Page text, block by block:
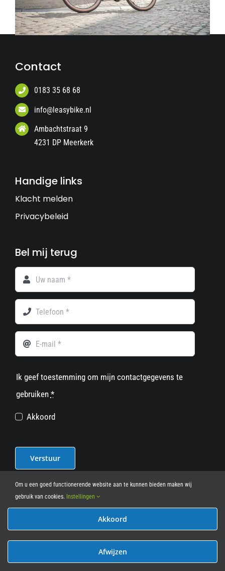
Contact
0183 35 68 68
info@leasybike.nl
Ambachtstraat 9
4231 DP Meerkerk
Handige links
Klacht melden
Privacybeleid
Bel mij terug
Ik geef toestemming om mijn contactgegevens te
gebruiken *
Akkoord
Verstuur
© 2012 - 2026• Leasy Bike • All Rights Reserved • powered
Om u een goed functionerende website aan te kunnen bieden maken wij
gebruik van cookies. Instellingen
Akkoord
Afwijzen